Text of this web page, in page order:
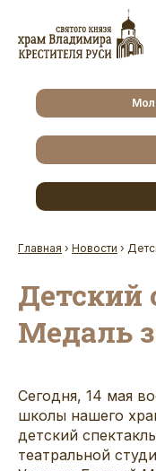
Главная › Новости ›
Детский
Медаль
Сегодня, 14 мая
школы нашего
детский
театральной